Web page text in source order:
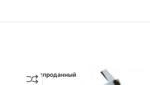
Распроданный